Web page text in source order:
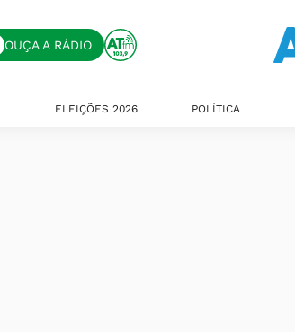
OUÇA A RÁDIO
ELEIÇÕES 2026 POLÍTICA